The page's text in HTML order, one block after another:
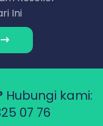
Ini
Hubungi kami:
07 76